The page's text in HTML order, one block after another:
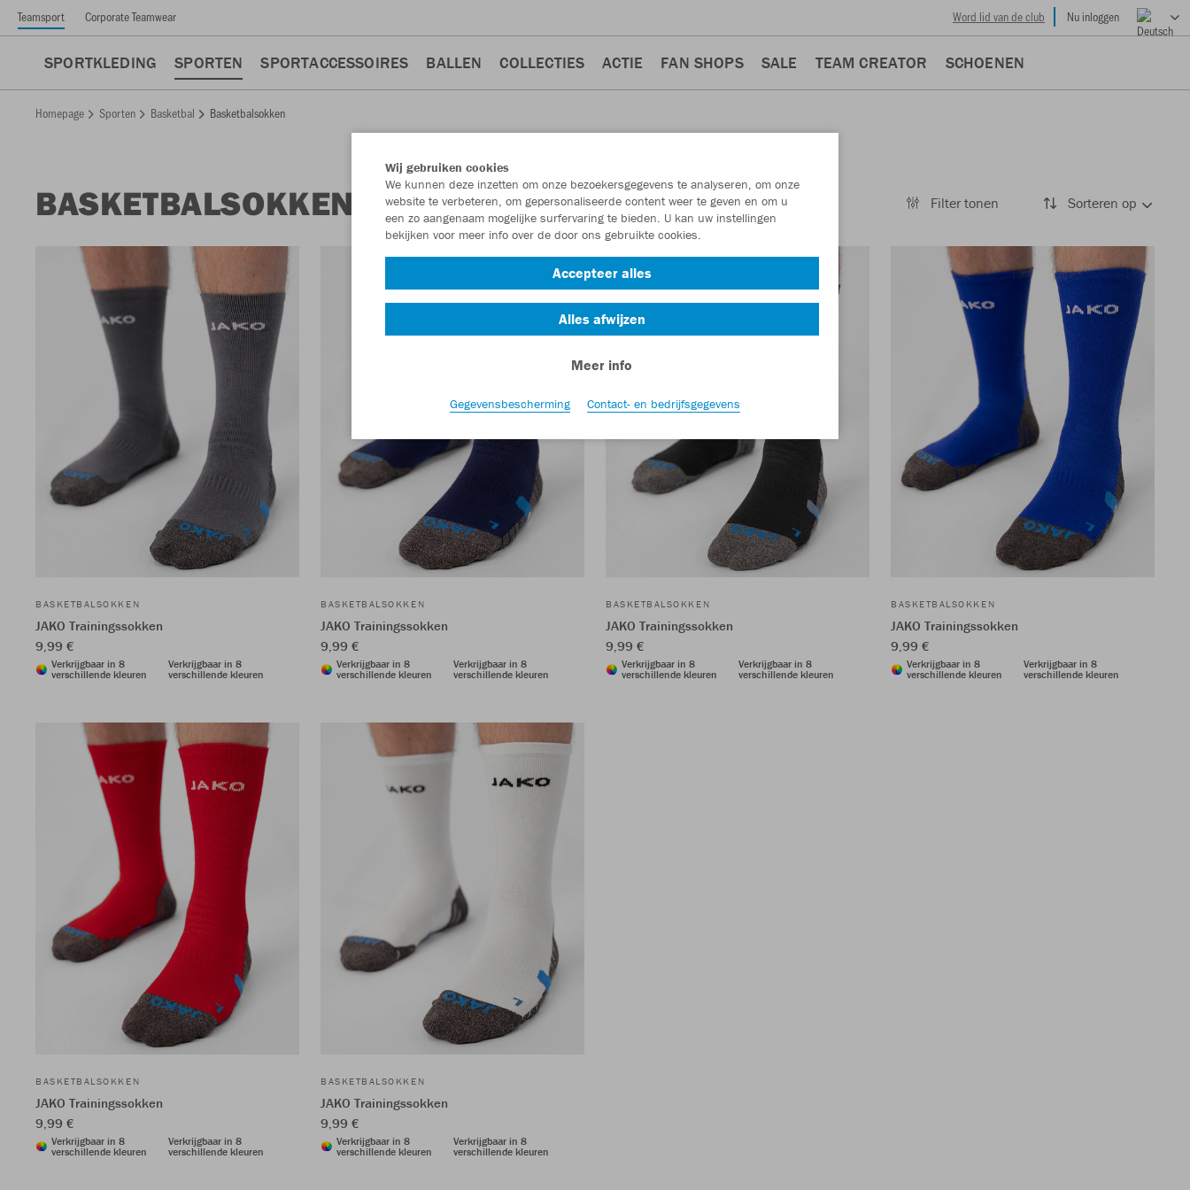
Teamsport Corporate Teamwear Word lid van de club Nu inloggen
SPORTKLEDING SPORTEN SPORTACCESSOIRES BALLEN COLLECTIES ACTIE FAN SHOPS SALE TEAM CREATOR SCHOENEN
Homepage Sporten Basketbal Basketbalsokken
BASKETBALSOKKEN Filter tonen Sorteren op
BASKETBALSOKKEN
JAKO Trainingssokken
9,99 €
Verkrijgbaar in 8
verschillende kleuren
Verkrijgbaar in 8
verschillende kleuren
BASKETBALSOKKEN
JAKO Trainingssokken
9,99 €
Verkrijgbaar in 8
verschillende kleuren
Verkrijgbaar in 8
verschillende kleuren
BASKETBALSOKKEN
JAKO Trainingssokken
9,99 €
Verkrijgbaar in 8
verschillende kleuren
Verkrijgbaar in 8
verschillende kleuren
BASKETBALSOKKEN
JAKO Trainingssokken
9,99 €
Verkrijgbaar in 8
verschillende kleuren
Verkrijgbaar in 8
verschillende kleuren
BASKETBALSOKKEN
JAKO Trainingssokken
9,99 €
Verkrijgbaar in 8
verschillende kleuren
Verkrijgbaar in 8
verschillende kleuren
BASKETBALSOKKEN
JAKO Trainingssokken
9,99 €
Verkrijgbaar in 8
verschillende kleuren
Verkrijgbaar in 8
verschillende kleuren
Wij gebruiken cookies
We kunnen deze inzetten om onze bezoekersgegevens te analyseren, om onze
website te verbeteren, om gepersonaliseerde content weer te geven en om u
een zo aangenaam mogelijke surfervaring te bieden. U kan uw instellingen
bekijken voor meer info over de door ons gebruikte cookies.
Accepteer alles
Alles afwijzen
Meer info
Gegevensbescherming Contact- en bedrijfsgegevens